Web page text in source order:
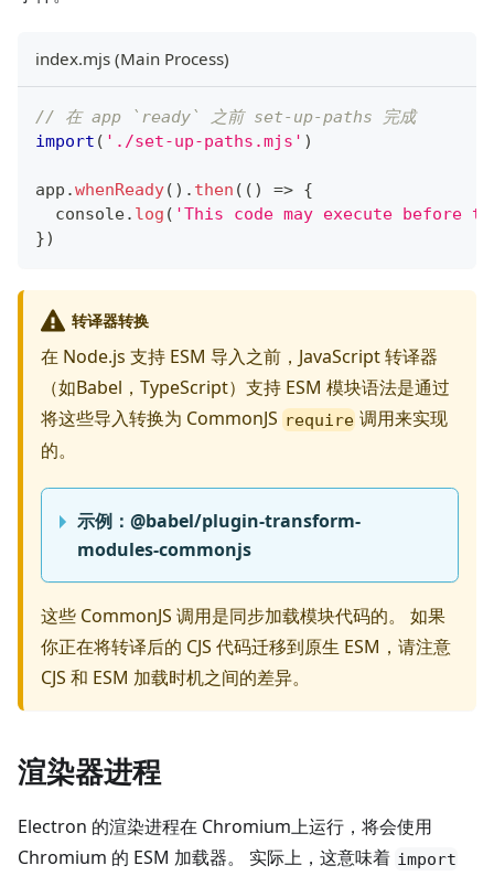
index.mjs (Main Process)
// 在 app `ready` 之前 set-up-paths 完成
import ( './set-up-paths.mjs' )
app .whenReady( ) . then ( ( ) => {
console. log ( 'This code may execute before
})
转译器转换
在 Node.js 支持 ESM 导入之前，JavaScript 转译器
（如Babel，TypeScript）支持 ESM 模块语法是通过
将这些导入转换为 CommonJS require 调用来实现
的。
示例：@babel/plugin-transform-
modules-commonjs
这些 CommonJS 调用是同步加载模块代码的。 如果
你正在将转译后的 CJS 代码迁移到原生 ESM，请注意
CJS 和 ESM 加载时机之间的差异。
渲染器进程
Electron 的渲染进程在 Chromium上运行，将会使用
Chromium 的 ESM 加载器。 实际上，这意味着 import